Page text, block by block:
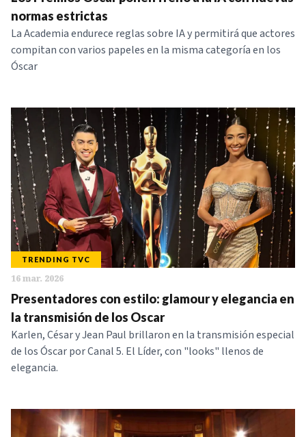
SERIES
normas estrictas
La Academia endurece reglas sobre IA y permitirá que actores
compitan con varios papeles en la misma categoría en los
Óscar
TRENDING TVC
16 mar. 2026
Presentadores con estilo: glamour y elegancia en
la transmisión de los Oscar
Karlen, César y Jean Paul brillaron en la transmisión especial
de los Óscar por Canal 5. El Líder, con "looks" llenos de
elegancia.